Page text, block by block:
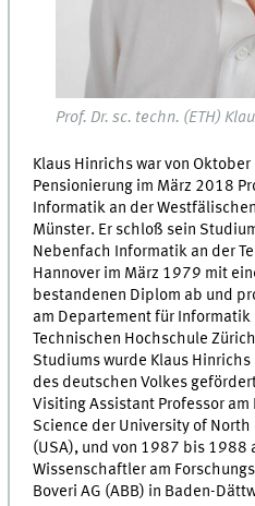
Prof. Dr. sc. techn. (ETH)
Klaus Hinrichs war von
Pensionierung im März 2018
Informatik an der
Münster. Er schloß sein
Nebenfach Informatik an der
Hannover im März 1979 mit
bestandenen Diplom ab und
am Departement für Informatik
Technischen Hochschule
Studiums wurde Klaus
des deutschen Volkes
Visiting Assistant Professor
Science der University of
(USA), und von 1987 bis 1988
Wissenschaftler am
Boveri AG (ABB) in Baden-